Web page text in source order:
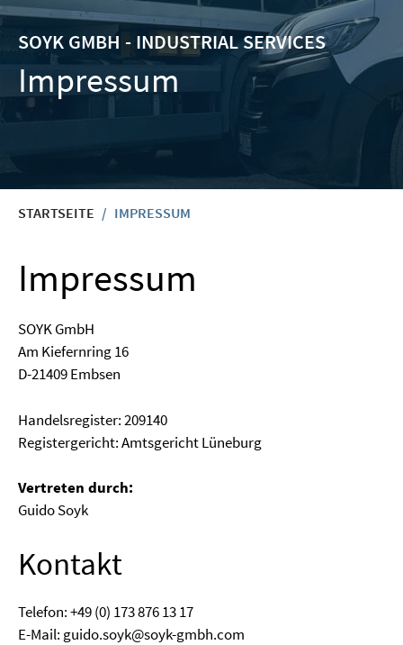
SOYK GMBH - INDUS­TRI­AL SERVICES
Impressum
START­SEI­TE / IMPRES­SUM
Impressum
SOYK GmbH
Am Kie­fern­ring 16
D-21409 Emb­sen
Han­dels­re­gis­ter: 209140
Regis­ter­ge­richt: Amts­ge­richt Lüneburg
Ver­tre­ten durch:
Gui­do Soyk
Kontakt
Tele­fon: +49 (0) 173 876 13 17
E-Mail: guido.soyk@soyk-gmbh.com